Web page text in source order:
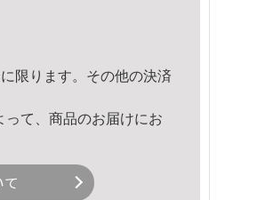
限ります。その他の決済
て、商品のお届けにお